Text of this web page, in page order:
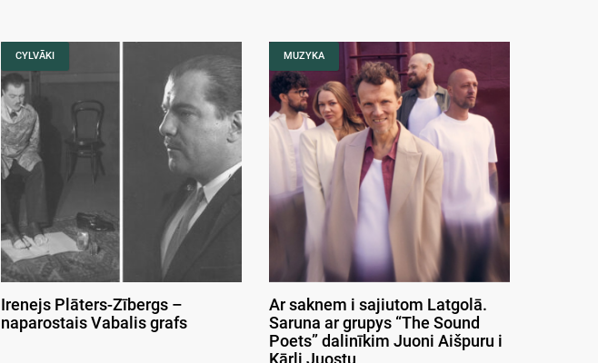
CYLVĀKI
Irenejs Plāters-Zībergs –
naparostais Vabalis grafs
MUZYKA
Ar saknem i sajiutom Latgolā.
Saruna ar grupys “The Sound
Poets” dalinīkim Juoni Aišpuru i
Kārli Juostu